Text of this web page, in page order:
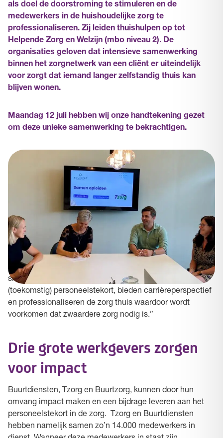
als doel de doorstroming te stimuleren en de
medewerkers in de huishoudelijke zorg te
professionaliseren. Zij leiden thuishulpen op tot
Helpende Zorg en Welzijn (mbo niveau 2). De
organisaties geloven dat intensieve samenwerking
binnen het zorgnetwerk van een cliënt er uiteindelijk
voor zorgt dat iemand langer zelfstandig thuis kan
blijven wonen.
Maandag 12 juli hebben wij onze handtekening gezet
om deze unieke samenwerking te bekrachtigen.
Thuishulpen grote rol in
signaleren
Marianne de Winter, algemeen directeur van Tzorg: “Onze
thuishulpen hebben een grote rol in het signaleren van
veranderingen bij cliënten, omdat zij wekelijks bij hen
achter de voordeur komen. Door de thuishulpen op te
leiden tot Helpende niveau 2 realiseren we een win-win
situatie. We zijn bezig met het oplossen van het
(toekomstig) personeelstekort, bieden carrièreperspectief
en professionaliseren de zorg thuis waardoor wordt
voorkomen dat zwaardere zorg nodig is.”
Drie grote werkgevers zorgen
voor impact
Buurtdiensten, Tzorg en Buurtzorg, kunnen door hun
omvang impact maken en een bijdrage leveren aan het
personeelstekort in de zorg. Tzorg en Buurtdiensten
hebben namelijk samen zo’n 14.000 medewerkers in